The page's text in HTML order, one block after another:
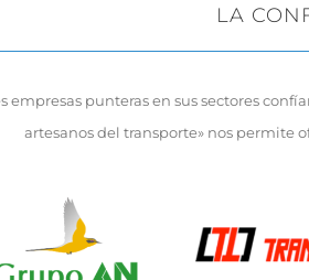
LA
empresas punteras en sus sectores
artesanos del transporte» nos permite